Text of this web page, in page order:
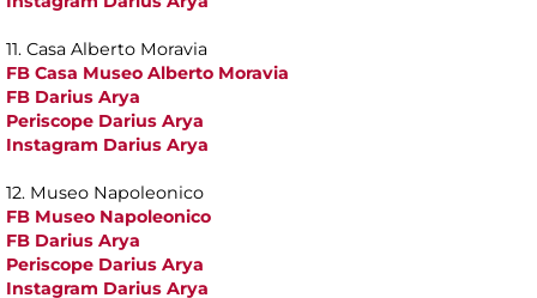
11. Casa Alberto Moravia
FB Casa Museo Alberto Moravia
FB Darius Arya
Periscope Darius Arya
Instagram Darius Arya
12. Museo Napoleonico
FB Museo Napoleonico
FB Darius Arya
Periscope Darius Arya
Instagram Darius Arya